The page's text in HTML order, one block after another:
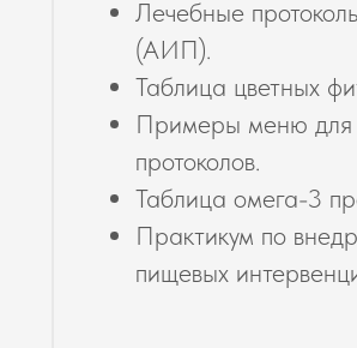
Лечебные
(АИП).
Таблица цветных
Примеры меню для
протоколов.
Таблица омега-3
Практикум по
пищевых